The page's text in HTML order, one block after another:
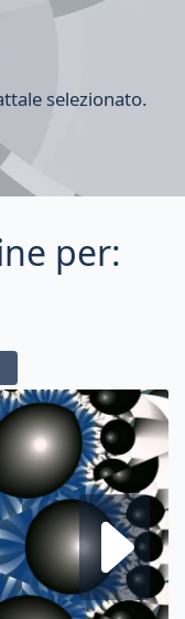
selezionato.
per: